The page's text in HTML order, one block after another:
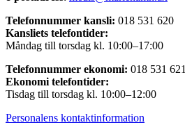
Telefonnummer kansli: 018 531 620
Kansliets telefontider:
Måndag till torsdag kl. 10:00–17:00
Telefonnummer ekonomi: 018 531 621
Ekonomi telefontider:
Tisdag till torsdag kl. 10:00–12:00
Personalens kontaktinformation